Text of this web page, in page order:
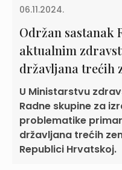
06.11.2024.
Održan sastanak
aktualnim
državljana trećih
U Ministarstvu
Radne skupine za
problematike
državljana trećih
Republici Hrvatskoj.